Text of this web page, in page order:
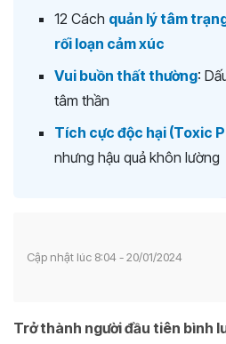
12 Cách quản lý tâm
rối loạn cảm xúc
Vui buồn thất thường:
tâm thần
Tích cực độc hại (Toxic
nhưng hậu quả khôn lường
Cập nhật lúc 8:04 - 20/01/2024
Trở thành người đầu tiên bình